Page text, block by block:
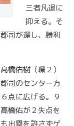
三者凡退に
抑える。そ
司が還し、勝利
橋佑樹（環２）
司のセンター方
点に広げる。９
橋佑が２失点を
出塁を許さずゲ